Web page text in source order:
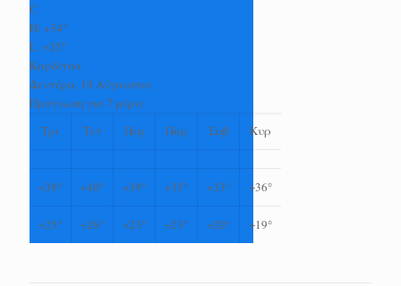
C
H: +34°
L: +25°
Καρδίτσα
Δευτέρα, 10 Αύγουστος
Πρόγνωση για 7 μέρες
Τρι
Τετ Πεμ Παρ Σαβ Κυρ
+38° +40° +39° +35° +33° +36°
+25° +26° +23° +23° +20° +19°